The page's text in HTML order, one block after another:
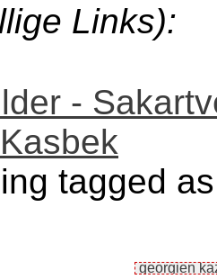
Links):
-
tagged